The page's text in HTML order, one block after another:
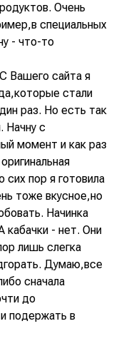
Очень
специальных
- что-то
Вашего сайта я
стали
раз. Но есть так
Начну с
момент и как раз
пор я готовила
тоже вкусное,но
Начинка
кабачки - нет. Они
лишь слегка
Думаю,все
сначала
до
подержать в